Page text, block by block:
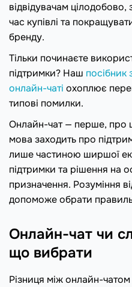
відвідувачам
час купівлі та
бренду.
Тільки починаєте
підтримки? Наш посібник
онлайн-чаті охоплює
типові помилки.
Онлайн-чат — перше, про
мова заходить про
лише частиною ширшої
підтримки та рішення на
призначення. Розуміння
допоможе обрати
Онлайн-чат чи
що вибрати
Різниця між онлайн-